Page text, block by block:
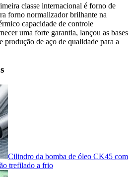
classe internacional é forno de
forno normalizador brilhante na
capacidade de controle
uma forte garantia, lançou as bases
produção de aço de qualidade para a
Cilindro da bomba de óleo CK45 com
trefilado a frio